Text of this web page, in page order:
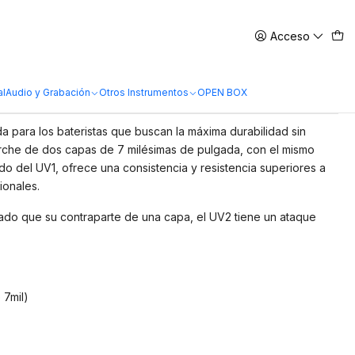
Acceso
Audio y Grabación Otros Instrumentos OPEN BOX
para los bateristas que buscan la máxima durabilidad sin
de dos capas de 7 milésimas de pulgada, con el mismo
del UV1, ofrece una consistencia y resistencia superiores a
que su contraparte de una capa, el UV2 tiene un ataque